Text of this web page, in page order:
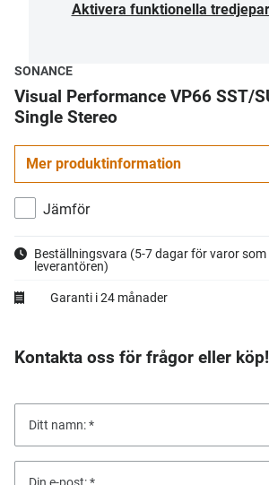
Aktivera funktionella
SONANCE
Visual Performance VP66 SST/
Single Stereo
Mer produktinformation
Jämför
Beställningsvara (5-7 dagar för varor
leverantören)
Garanti i 24 månader
Kontakta oss för frågor eller köp!
Ditt namn: